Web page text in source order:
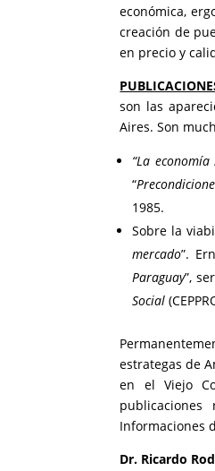
económica,
creación de
en precio y
son las
Aires. Son
“La
“
1985.
Sobre la
mercado”.
Paraguay”,
Social
estrategas de
en el Viejo
Informaciones
Dr. Ricardo